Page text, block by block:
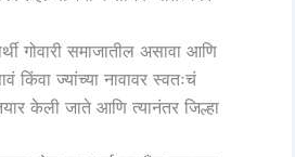
गोवारी समाजातील असावा आणि
ज्यांच्या नावावर स्वतःचं
केली जाते आणि त्यानंतर जिल्हा